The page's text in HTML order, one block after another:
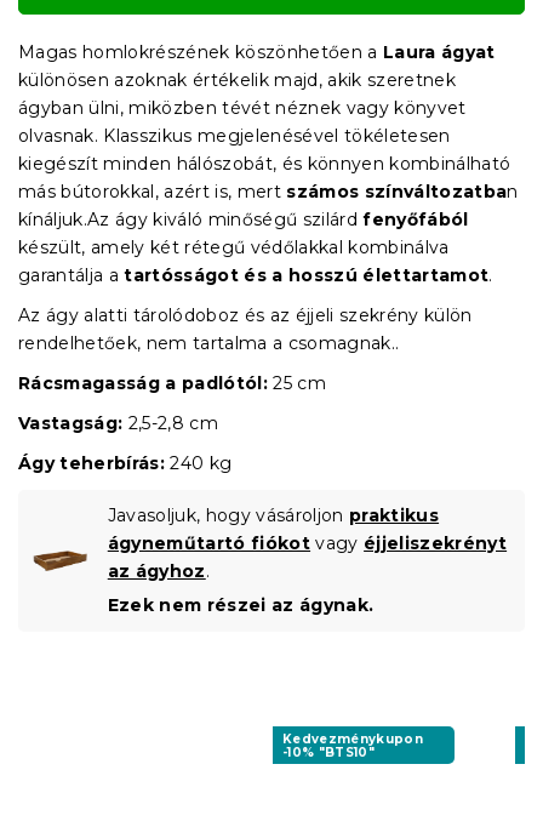
Magas homlokrészének köszönhetően a Laura ágyat
különösen azoknak értékelik majd, akik szeretnek
ágyban ülni, miközben tévét néznek vagy könyvet
olvasnak. Klasszikus megjelenésével tökéletesen
kiegészít minden hálószobát, és könnyen kombinálható
más bútorokkal, azért is, mert számos színváltozatban
kínáljuk.Az ágy kiváló minőségű szilárdfenyőfából
készült, amely két rétegű védőlakkal kombinálva
garantálja atartósságot és a hosszú élettartamot.
Az ágy alatti tárolódoboz és az éjjeli szekrény külön
rendelhetőek, nem tartalma a csomagnak..
Rácsmagasság a padlótól: 25 cm
Vastagság: 2,5-2,8 cm
Ágy teherbírás: 240 kg
Javasoljuk, hogy vásároljon praktikus
ágyneműtartó fiókot vagy éjjeliszekrényt
az ágyhoz.
Ezek nem részei az ágynak.
Kedvezménykupon
-10% "BTS10"